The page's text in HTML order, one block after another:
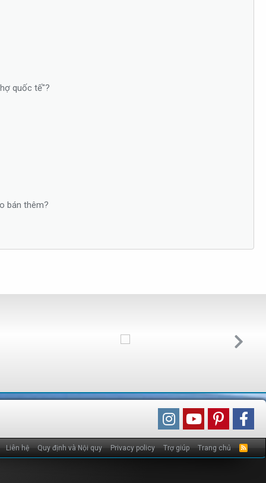
quốc tế"?
bán thêm?
Liên hệ Quy định và Nội quy Privacy policy Trợ giúp Trang chủ
R